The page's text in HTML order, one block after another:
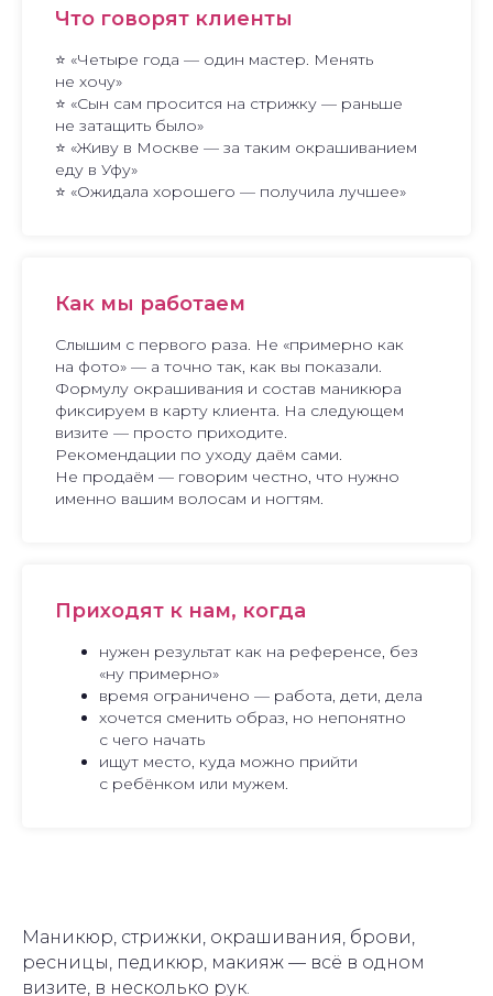
Что говорят клиенты
⭐ «Четыре года — один мастер. Менять
не хочу»
⭐ «Сын сам просится на стрижку — раньше
не затащить было»
⭐ «Живу в Москве — за таким окрашиванием
еду в Уфу»
⭐ «Ожидала хорошего — получила лучшее»
Как мы работаем
Слышим с первого раза. Не «примерно как
на фото» — а точно так, как вы показали.
Формулу окрашивания и состав маникюра
фиксируем в карту клиента. На следующем
визите — просто приходите.
Рекомендации по уходу даём сами.
Не продаём — говорим честно, что нужно
именно вашим волосам и ногтям.
Приходят к нам, когда
нужен результат как на референсе, без
«ну примерно»
время ограничено — работа, дети, дела
хочется сменить образ, но непонятно
с чего начать
ищут место, куда можно прийти
с ребёнком или мужем.
Маникюр, стрижки, окрашивания, брови,
ресницы, педикюр, макияж — всё в одном
визите, в несколько рук.